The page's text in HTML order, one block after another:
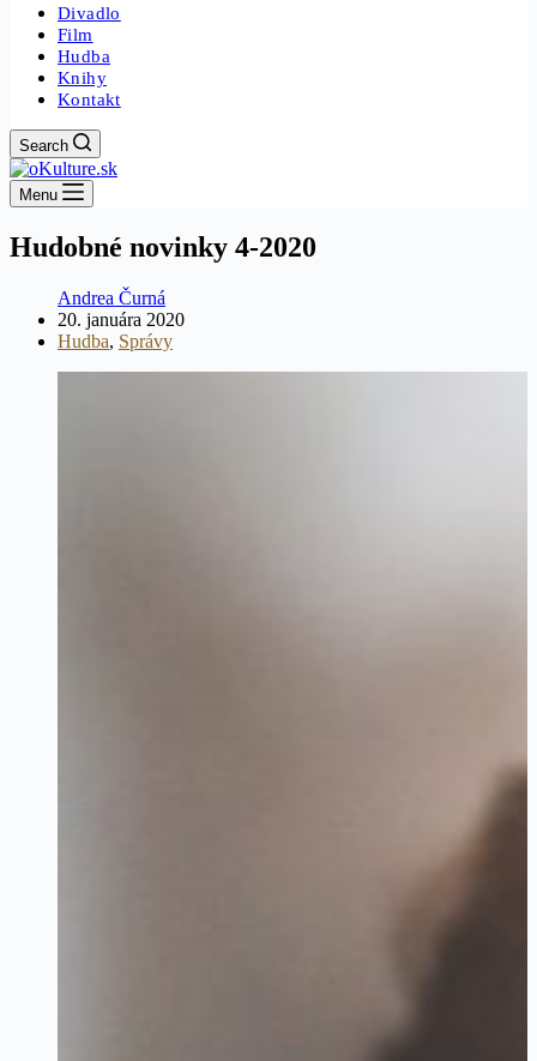
Divadlo
Film
Hudba
Knihy
Kontakt
Search
Menu
Hudobné novinky 4-2020
Andrea Čurná
20. januára 2020
Hudba, Správy